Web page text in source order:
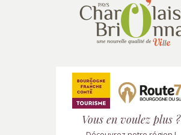
Vous en voulez plus ?